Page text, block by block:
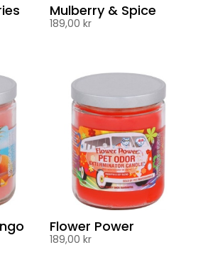
Mulberry & Spice
189,00kr
Flower Power
189,00kr